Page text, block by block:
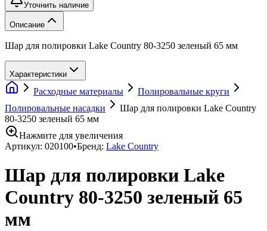
Уточнить наличие
Описание
Шар для полировки Lake Country 80-3250 зеленый 65 мм
Характеристики
Расходные материалы
Полировальные круги
Полировальные насадки
Шар для полировки Lake Country
80-3250 зеленый 65 мм
Нажмите для увеличения
Артикул: 020100•Бренд: Lake Country
Шар для полировки Lake
Country 80-3250 зеленый 65
мм